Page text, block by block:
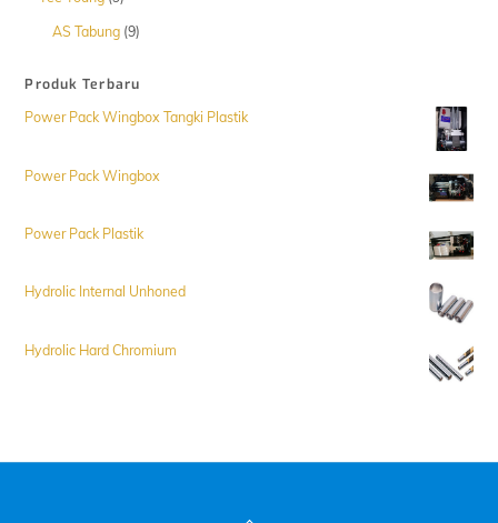
AS Tabung 99
Produk Terbaru
Power Pack Wingbox Tangki Plastik
Power Pack Wingbox
Power Pack Plastik
Hydrolic Internal Unhoned
Hydrolic Hard Chromium
Back